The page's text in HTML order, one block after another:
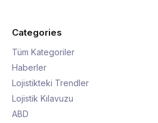
Categories
Tüm Kategoriler
Haberler
Lojistikteki Trendler
Lojistik Kılavuzu
ABD